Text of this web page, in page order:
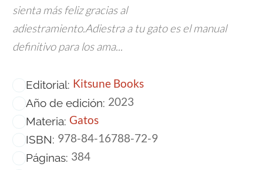
sienta más feliz gracias al
adiestramiento.Adiestra a tu gato es el manual
definitivo para los ama...
Editorial: Kitsune Books
Año de edición: 2023
Materia: Gatos
ISBN: 978-84-16788-72-9
Páginas: 384